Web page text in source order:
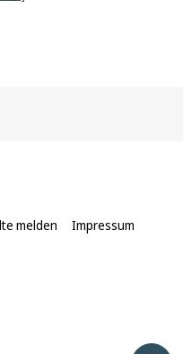
melden Impressum